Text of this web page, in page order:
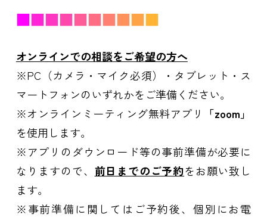
■■■■■■■■■■
オンラインでの相談をご希望の方へ
※PC（カメラ・マイク必須）・タブレット・ス
マートフォンのいずれかをご準備ください。
※オンラインミーティング無料アプリ
「zoom」
を使用します。
※アプリのダウンロード等の事前準備が必要に
なりますので、 前日までのご予約をお願い致し
ます。
※事前準備に関してはご予約後、個別にお電